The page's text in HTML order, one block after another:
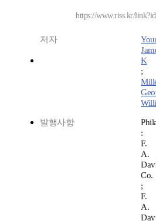
https://www.riss.kr/
저자
K
;
발행사항
:
F.
A.
Co.
;
F.
A.